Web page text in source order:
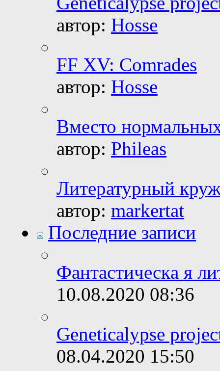
автор: Hosse
FF XV: Comrades
автор: Hosse
Вместо
автор: Phileas
Литературный
автор: markertat
Последние записи
Фантастическa я
10.08.2020 08:36
Geneticalypse
08.04.2020 15:50